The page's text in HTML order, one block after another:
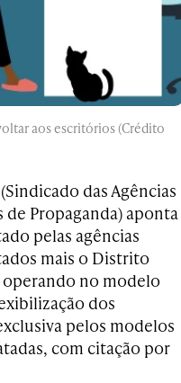
aos escritórios (Crédito
das Agências
de Propaganda) aponta
pelas agências
mais o Distrito
operando no modelo
dos
pelos modelos
com citação por